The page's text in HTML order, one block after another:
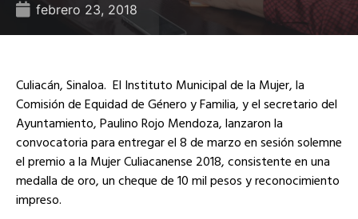
febrero 23, 2018
Culiacán, Sinaloa. El Instituto Municipal de la Mujer, la
Comisión de Equidad de Género y Familia, y el secretario del
Ayuntamiento, Paulino Rojo Mendoza, lanzaron la
convocatoria para entregar el 8 de marzo en sesión solemne
el premio a la Mujer Culiacanense 2018, consistente en una
medalla de oro, un cheque de 10 mil pesos y reconocimiento
impreso.